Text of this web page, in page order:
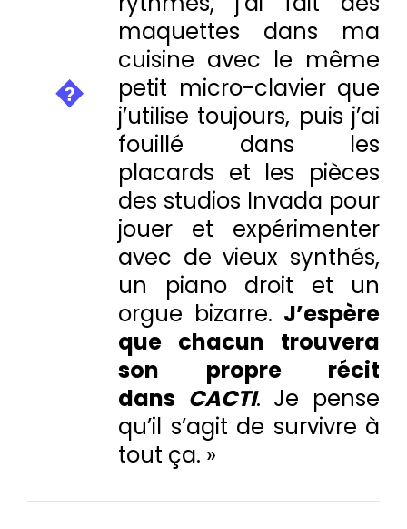
maquettes dans ma
cuisine avec le même
petit micro-clavier que
j’utilise toujours, puis j’ai
fouillé dans les
placards et les pièces
des studios Invada pour
jouer et expérimenter
avec de vieux synthés,
un piano droit et un
orgue bizarre. J’espère
que chacun trouvera
son propre récit
dans CACTI. Je pense
qu’il s’agit de survivre à
tout ça. »